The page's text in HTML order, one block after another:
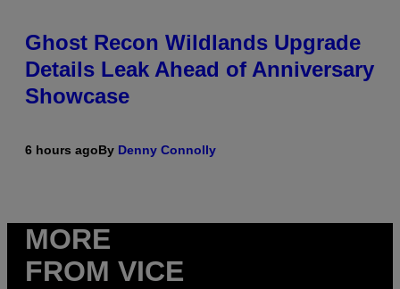
Ghost Recon Wildlands Upgrade
Details Leak Ahead of Anniversary
Showcase
6 hours agoBy Denny Connolly
MORE
FROM VICE